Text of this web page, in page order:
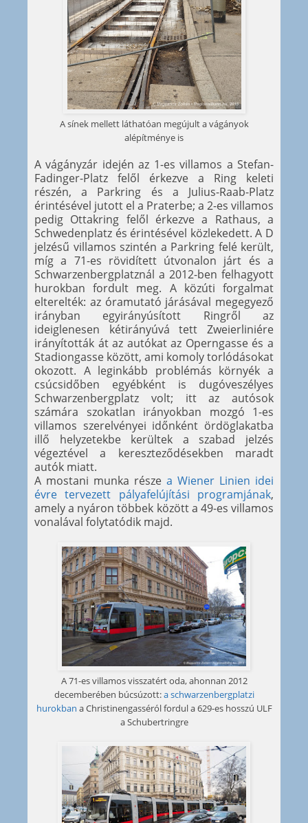
A sínek mellett láthatóan megújult a vágányok
alépítménye is
A vágányzár idején az 1-es villamos a Stefan-
Fadinger-Platz felől érkezve a Ring keleti
részén, a Parkring és a Julius-Raab-Platz
érintésével jutott el a Praterbe; a 2-es villamos
pedig Ottakring felől érkezve a Rathaus, a
Schwedenplatz és érintésével közlekedett. A D
jelzésű villamos szintén a Parkring felé került,
míg a 71-es rövidített útvonalon járt és a
Schwarzenbergplatznál a 2012-ben felhagyott
hurokban fordult meg. A közúti forgalmat
elterelték: az óramutató járásával megegyező
irányban egyirányúsított Ringről az
ideiglenesen kétirányúvá tett Zweierliniére
irányították át az autókat az Operngasse és a
Stadiongasse között, ami komoly torlódásokat
okozott. A leginkább problémás környék a
csúcsidőben egyébként is dugóveszélyes
Schwarzenbergplatz volt; itt az autósok
számára szokatlan irányokban mozgó 1-es
villamos szerelvényei időnként ördöglakatba
illő helyzetekbe kerültek a szabad jelzés
végeztével a kereszteződésekben maradt
autók miatt.
A mostani munka része a Wiener Linien idei
évre tervezett pályafelújítási programjának,
amely a nyáron többek között a 49-es villamos
vonalával folytatódik majd.
A 71-es villamos visszatért oda, ahonnan 2012
decemberében búcsúzott:a schwarzenbergplatzi
hurokban a Christinengasséról fordul a 629-es hosszú ULF
a Schubertringre